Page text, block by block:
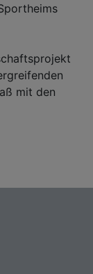
mit den